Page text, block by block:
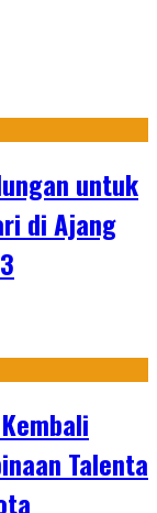
untuk
di Ajang
Talenta